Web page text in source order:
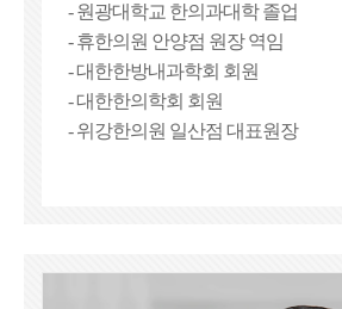
- 원광대학교 한의과대학 졸업
- 휴한의원 안양점 원장 역임
- 대한한방내과학회 회원
- 대한한의학회 회원
- 위강한의원 일산점 대표원장